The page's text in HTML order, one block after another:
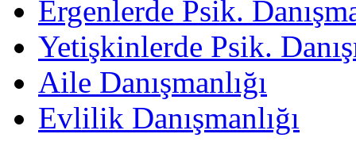
Ergenlerde Psik.
Yetişkinlerde Psik.
Aile Danışmanlığı
Evlilik Danışmanlığı